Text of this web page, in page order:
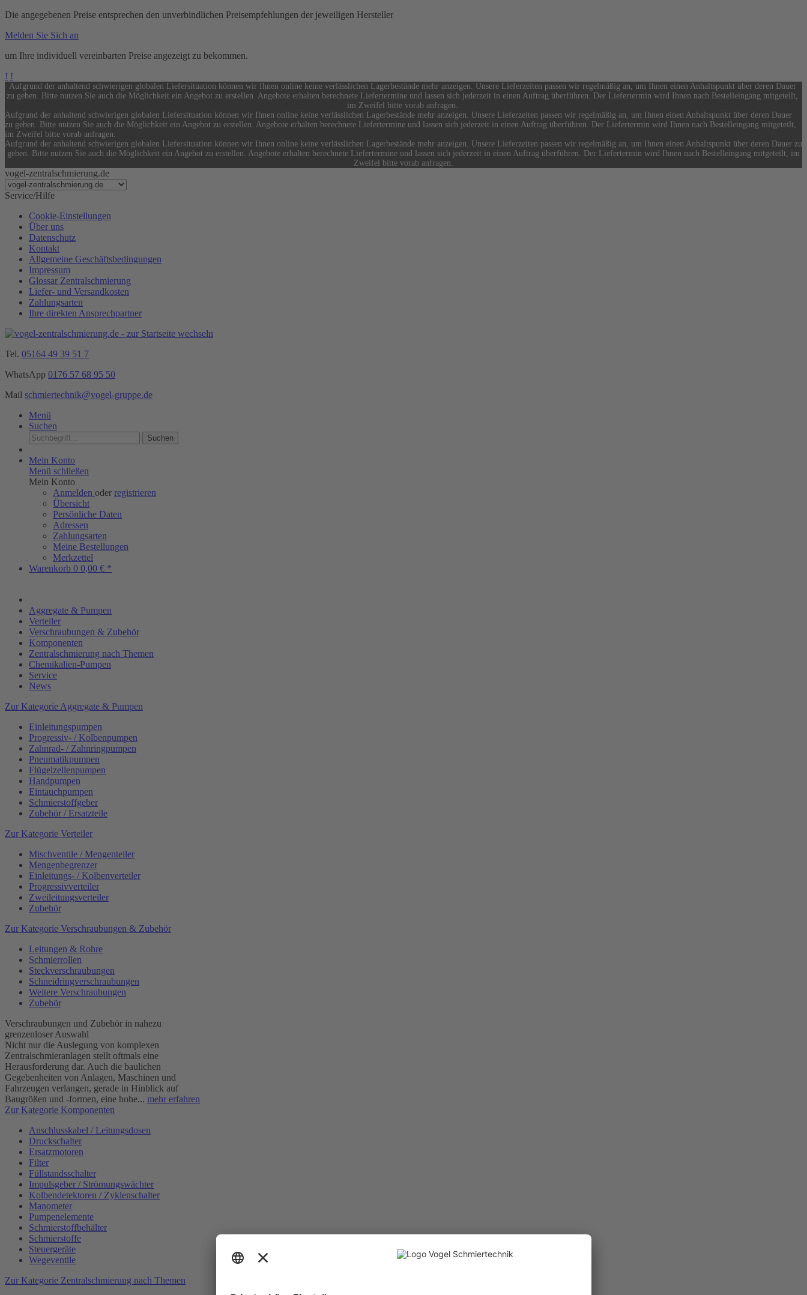
Die angegebenen Preise entsprechen den unverbindlichen Preisempfehlungen der jeweiligen Hersteller
Melden Sie Sich an
um Ihre individuell vereinbarten Preise angezeigt zu bekommen.
! !
Aufgrund der anhaltend schwierigen globalen Liefersituation können wir Ihnen online keine verlässlichen Lagerbestände mehr anzeigen. Unsere Lieferzeiten passen wir regelmäßig an, um Ihnen einen Anhaltspunkt über deren Dauer
zu geben. Bitte nutzen Sie auch die Möglichkeit ein Angebot zu erstellen. Angebote erhalten berechnete Liefertermine und lassen sich jederzeit in einen Auftrag überführen. Der Liefertermin wird Ihnen nach Bestelleingang mitgeteilt,
im Zweifel bitte vorab anfragen.
Aufgrund der anhaltend schwierigen globalen Liefersituation können wir Ihnen online keine verlässlichen Lagerbestände mehr anzeigen. Unsere Lieferzeiten passen wir regelmäßig an, um Ihnen einen Anhaltspunkt über deren Dauer
zu geben. Bitte nutzen Sie auch die Möglichkeit ein Angebot zu erstellen. Angebote erhalten berechnete Liefertermine und lassen sich jederzeit in einen Auftrag überführen. Der Liefertermin wird Ihnen nach Bestelleingang mitgeteilt,
im Zweifel bitte vorab anfragen.
Aufgrund der anhaltend schwierigen globalen Liefersituation können wir Ihnen online keine verlässlichen Lagerbestände mehr anzeigen. Unsere Lieferzeiten passen wir regelmäßig an, um Ihnen einen Anhaltspunkt über deren Dauer zu
geben. Bitte nutzen Sie auch die Möglichkeit ein Angebot zu erstellen. Angebote erhalten berechnete Liefertermine und lassen sich jederzeit in einen Auftrag überführen. Der Liefertermin wird Ihnen nach Bestelleingang mitgeteilt, im
Zweifel bitte vorab anfragen.
vogel-zentralschmierung.de
Service/Hilfe
Cookie-Einstellungen
Über uns
Datenschutz
Kontakt
Allgemeine Geschäftsbedingungen
Impressum
Glossar Zentralschmierung
Liefer- und Versandkosten
Zahlungsarten
Ihre direkten Ansprechpartner
Tel. 05164 49 39 51 7
WhatsApp 0176 57 68 95 50
Mail schmiertechnik@vogel-gruppe.de
Menü
Suchen
Suchen
Mein Konto
Menü schließen
Mein Konto
Anmelden oder registrieren
Übersicht
Persönliche Daten
Adressen
Zahlungsarten
Meine Bestellungen
Merkzettel
Warenkorb 0 0,00 € *
Aggregate & Pumpen
Verteiler
Verschraubungen & Zubehör
Komponenten
Zentralschmierung nach Themen
Chemikalien-Pumpen
Service
News
Zur Kategorie Aggregate & Pumpen
Einleitungspumpen
Progressiv- / Kolbenpumpen
Zahnrad- / Zahnringpumpen
Pneumatikpumpen
Flügelzellenpumpen
Handpumpen
Eintauchpumpen
Schmierstoffgeber
Zubehör / Ersatzteile
Zur Kategorie Verteiler
Mischventile / Mengenteiler
Mengenbegrenzer
Einleitungs- / Kolbenverteiler
Progressivverteiler
Zweileitungsverteiler
Zubehör
Zur Kategorie Verschraubungen & Zubehör
Leitungen & Rohre
Schmierrollen
Steckverschraubungen
Schneidringverschraubungen
Weitere Verschraubungen
Zubehör
Verschraubungen und Zubehör in nahezu
grenzenloser Auswahl
Nicht nur die Auslegung von komplexen
Zentralschmieranlagen stellt oftmals eine
Herausforderung dar. Auch die baulichen
Gegebenheiten von Anlagen, Maschinen und
Fahrzeugen verlangen, gerade in Hinblick auf
Baugrößen und -formen, eine hohe... mehr erfahren
Zur Kategorie Komponenten
Anschlusskabel / Leitungsdosen
Druckschalter
Ersatzmotoren
Filter
Füllstandsschalter
Impulsgeber / Strömungswächter
Kolbendetektoren / Zyklenschalter
Manometer
Pumpenelemente
Schmierstoffbehälter
Schmierstoffe
Steuergeräte
Wegeventile
Zur Kategorie Zentralschmierung nach Themen